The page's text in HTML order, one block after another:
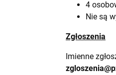
4
Nie są
Zgłoszenia
Imienne